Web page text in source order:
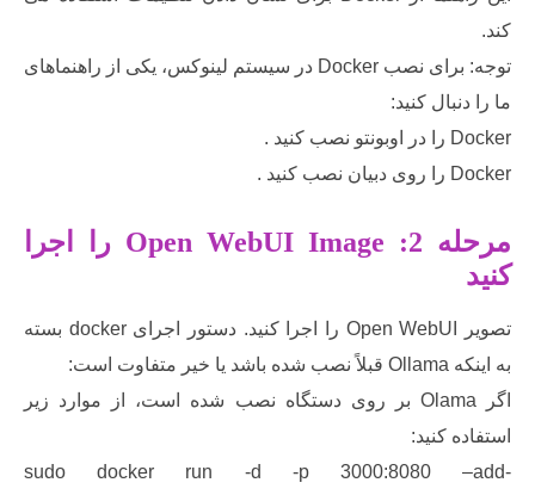
توجه: برای نصب Docker در سیستم لینوکس، یکی از راهنماهای
کنید:
2
: Open WebUI Image را اجرا
تصویر Open WebUI را اجرا کنید. دستور اجرای docker بسته
اگر Olama بر روی دستگاه نصب شده است، از موارد زیر
کنید:
sudo docker run -d -p 3000:8080